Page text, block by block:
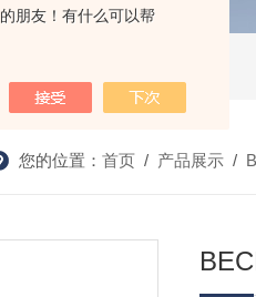
朋友！有什么可以帮
您的位置： 首页/ 产品展示/